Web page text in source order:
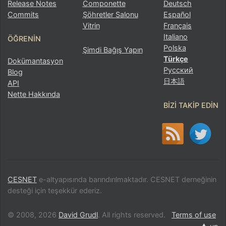
Release Notes
Commits
ÖĞRENIN
Dokümantasyon
Blog
API
Nette Hakkında
Componette
Şöhretler Salonu
Vitrin
Şimdi Bağış Yapın
Deutsch
Español
Français
Italiano
Polska
Türkçe
Русский
日本語
BIZI TAKIP EDIN
CESNET e-altyapısında barındırılmaktadır. CESNET derneğinin
desteği için teşekkür ederiz.
© 2008, 2026 David Grudl. All rights reserved. Terms of use